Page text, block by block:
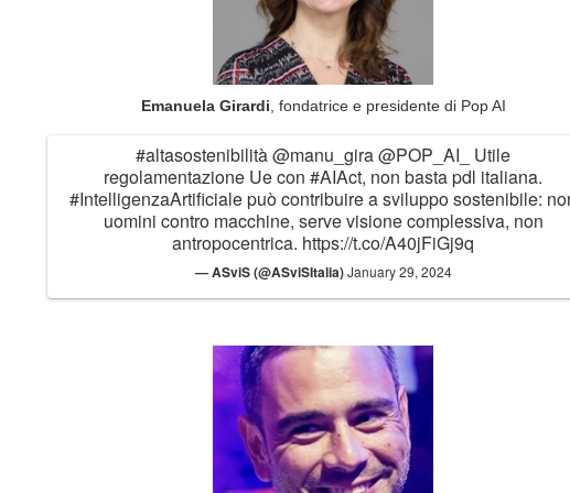
Emanuela Girardi , fondatrice e presidente di Pop AI
#altasostenibilità@manu_gira@POP_AI_
Utile
regolamentazione Ue con #AIAct, non basta pdl italiana.
#IntelligenzaArtificialepuò contribuire a sviluppo sostenibile:
uomini contro macchine, serve visione complessiva, non
antropocentrica. https://t.co/A40jFiGj9q
— ASviS (@ASviSItalia)January 29, 2024